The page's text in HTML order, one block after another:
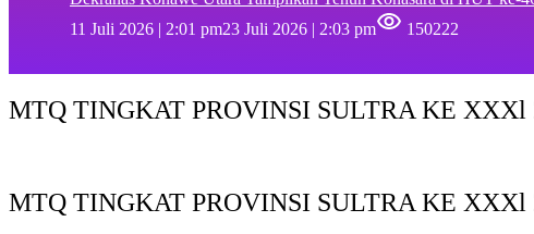
11 Juli 2026 | 2:01 pm23 Juli 2026 | 2:03 pm 150222
MTQ TINGKAT PROVINSI SULTRA KE XXXl
MTQ TINGKAT PROVINSI SULTRA KE XXXl